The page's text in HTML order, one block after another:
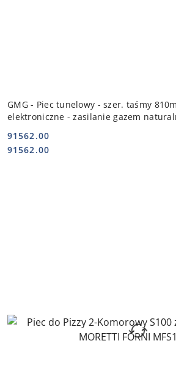
GMG - Piec tunelowy - szer. taśmy
elektroniczne - zasilanie gazem
Cena:
91562.00
Cena:
91562.00